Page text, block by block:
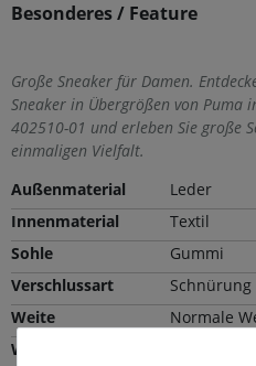
Besonderes / Feature
Große Sneaker für Damen.
Sneaker in Übergrößen von Puma
402510-01 und erleben Sie große
einmaligen Vielfalt.
Außenmaterial
Leder
Innenmaterial
Textil
Sohle
Gummi
Verschlussart
Schnürung
Weite
Normale
Wechselfußbett